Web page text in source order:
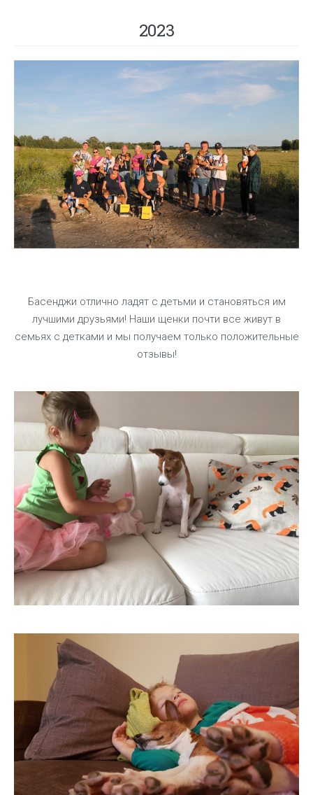
2023
Басенджи отлично ладят с детьми и становяться им
лучшими друзьями! Наши щенки почти все живут в
семьях с детками и мы получаем только положительные
отзывы!